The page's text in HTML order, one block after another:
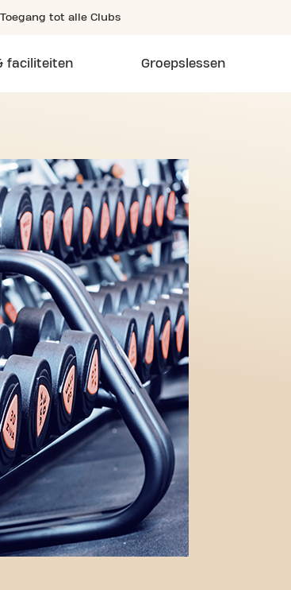
Toegang tot alle Clubs
faciliteiten Groepslessen